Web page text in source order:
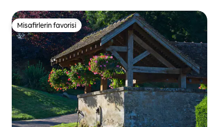
Misafirlerin favorisi
Misafirlerin favorisi